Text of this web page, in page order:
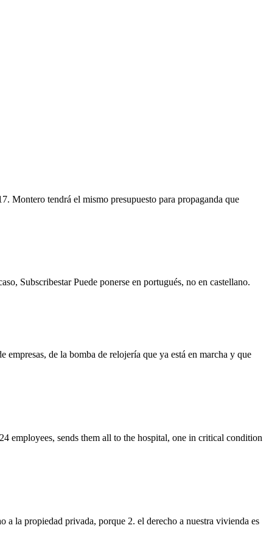
Montero tendrá el mismo presupuesto para propaganda que
Subscribestar Puede ponerse en portugués, no en castellano.
de la bomba de relojería que ya está en marcha y que
employees, sends them all to the hospital, one in critical condition
a la propiedad privada, porque 2. el derecho a nuestra vivienda es